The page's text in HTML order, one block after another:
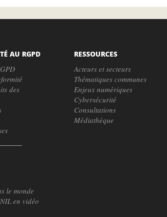
AU RGPD
des
le monde
en vidéo
RESSOURCES
Acteurs et secteurs
Thématiques communes
Enjeux numériques
Cybersécurité
Consultations
Médiathèque